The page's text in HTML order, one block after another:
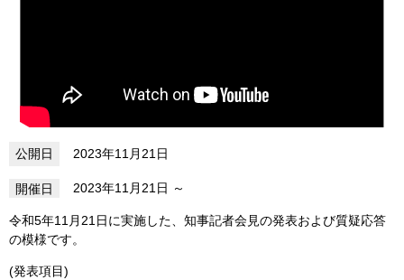
2023年11月21日
2023年11月21日
令和5年11月21日に実施した、知事記者会見の発表および質疑応答
の模様です。
(発表項目)